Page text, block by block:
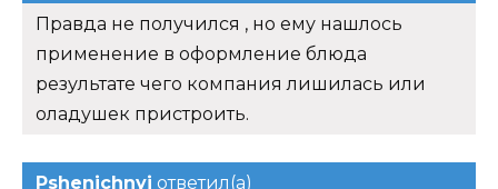
Правда не получился , но ему нашлось
применение в оформление блюда
результате чего компания лишилась или
оладушек пристроить.
Pshenichnyj ответил(а)